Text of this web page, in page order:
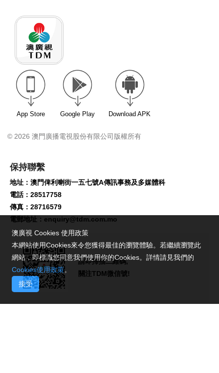
App Store Google Play Download APK
© 2026 澳門廣播電視股份有限公司版權所有
保持聯繫
地址：澳門俾利喇街一五七號A傳訊事務及多媒體科
電話：28517758
傳真：28716579
電郵地址： enquiry@tdm.com.mo
請即掃描二維碼,
關注TDM微信號!
澳廣視 Cookies 使用政策
本網站使用Cookies來令您獲得最佳的瀏覽體驗。若繼續瀏覽此
網站，即標識您同意我們使用你的Cookies。詳情請見我們的
Cookies使用政策。
接受